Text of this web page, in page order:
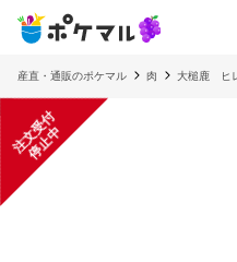
産直・通販のポケマル 肉 大槌鹿 ヒ
注
文
受
付
停
止
中